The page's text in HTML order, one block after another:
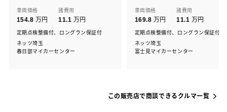
車両価格
154.8 万円
諸費用
11.1 万円
定期点検整備付、ロングラン保証付
ネッツ埼玉
春日部マイカーセンター
車両価格
169.8 万円
諸費用
11.1 万円
定期点検整備付、ロングラン保証付
ネッツ埼玉
富士見マイカーセンター
この販売店で商談できるクルマ一覧